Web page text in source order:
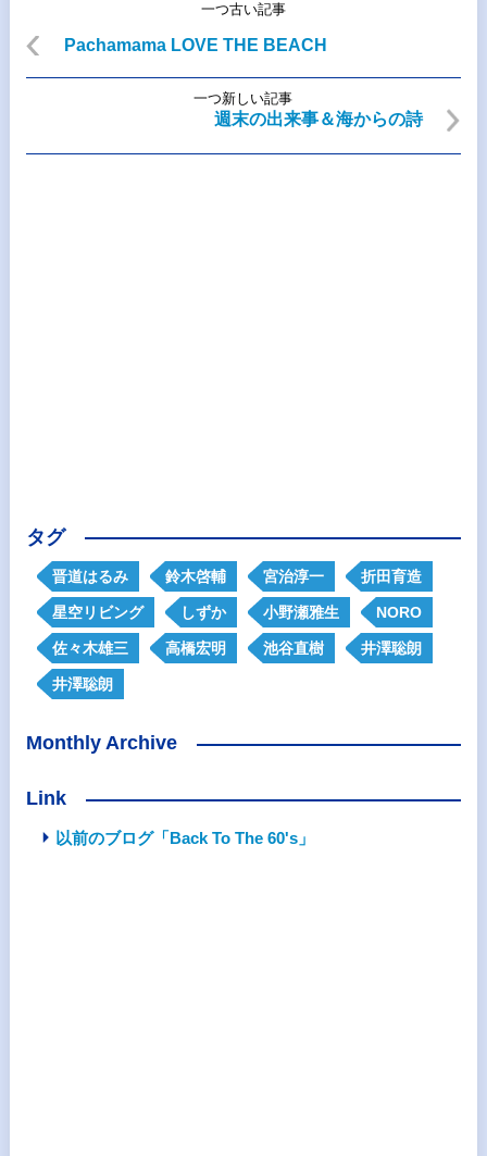
一つ古い記事
Pachamama LOVE THE BEACH
一つ新しい記事
週末の出来事＆海からの詩
タグ
晋道はるみ 鈴木啓輔 宮治淳一 折田育造
星空リビング しずか 小野瀬雅生 NORO
佐々木雄三 高橋宏明 池谷直樹 井澤聡朗
井澤聡朗
Monthly Archive
Link
以前のブログ「Back To The 60's」